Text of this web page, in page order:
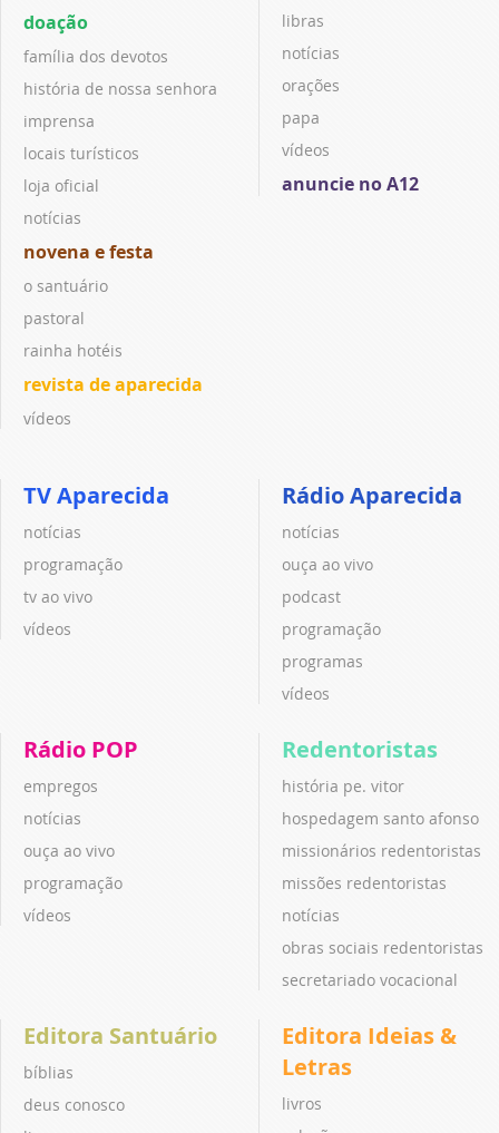
doação
família dos devotos
história de nossa senhora
imprensa
locais turísticos
loja oficial
notícias
novena e festa
o santuário
pastoral
rainha hotéis
revista de aparecida
vídeos
libras
notícias
orações
papa
vídeos
anuncie no A12
TV Aparecida
notícias
programação
tv ao vivo
vídeos
Rádio Aparecida
notícias
ouça ao vivo
podcast
programação
programas
vídeos
Rádio POP
empregos
notícias
ouça ao vivo
programação
vídeos
Redentoristas
história pe. vitor
hospedagem santo afonso
missionários redentoristas
missões redentoristas
notícias
obras sociais redentoristas
secretariado vocacional
Editora Santuário
bíblias
deus conosco
Editora Ideias &
Letras
livros